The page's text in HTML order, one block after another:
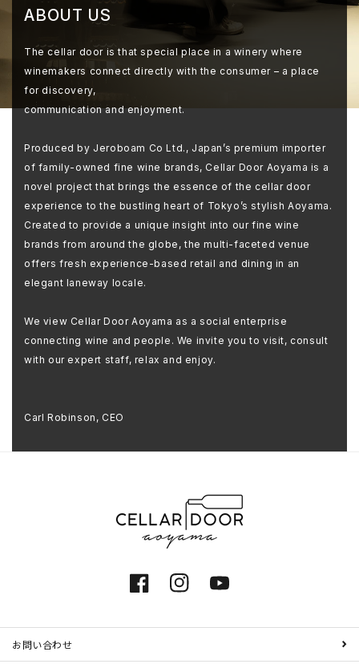
ABOUT US
The cellar door is that special place in a winery where
winemakers connect directly with the consumer – a place
for discovery,
communication and enjoyment.
Produced by Jeroboam Co Ltd., Japan’s premium importer
of family-owned fine wine brands, Cellar Door Aoyama is a
novel project that brings the essence of the cellar door
experience to the bustling heart of Tokyo’s stylish Aoyama.
Created to provide a unique insight into our fine wine
brands from around the globe, the multi-faceted venue
offers fresh experience-based retail and dining in an
elegant laneway locale.
We view Cellar Door Aoyama as a social enterprise
connecting wine and people. We invite you to visit, consult
with our expert staff, relax and enjoy.
Carl Robinson, CEO
FacebookInstagramYouTube
お問い合わせ